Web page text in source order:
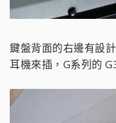
鍵盤背面的右邊有設
耳機來插，G系列的